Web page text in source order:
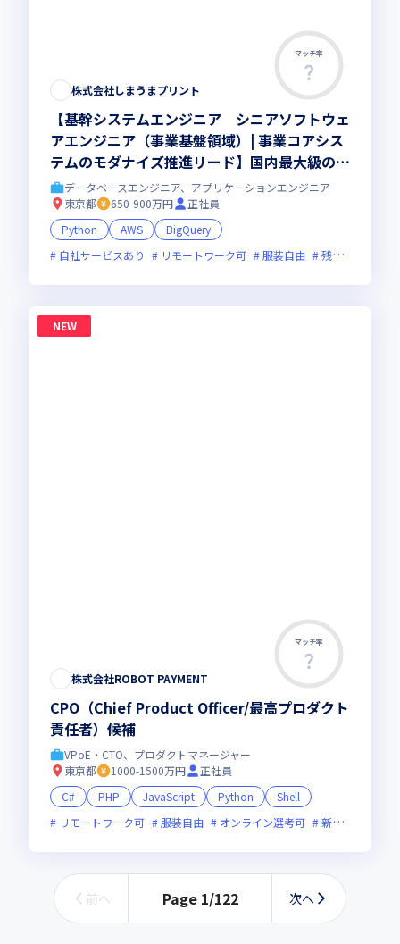
マッチ率
株式会社しまうまプリント
【基幹システムエンジニア シニアソフトウェ
アエンジニア（事業基盤領域）| 事業コアシス
テムのモダナイズ推進リード】国内最大級のプ
リントECを支える基幹システム｜会計・デー
タ基盤・大規模データ管理｜ペタバイト級デー
タ｜基幹SaaS接続｜部課長層と協働して推進
｜ハイブリッド勤務(週1出社)
データベースエンジニア、アプリケーションエンジニア
東京都
650-900万円
正社員
Python
AWS
BigQuery
自社サービスあり
リモートワーク可 服装自由 残業月20時間未満
NEW
マッチ率
株式会社ROBOT PAYMENT
CPO（Chief Product Officer/最高プロダクト
責任者）候補
VPoE・CTO、プロダクトマネージャー
東京都
1000-1500万円
正社員
C#
PHP JavaScript Python
Shell
リモートワーク可
服装自由 オンライン選考可 新規立ち上げ
前へ Page 1/122 次へ